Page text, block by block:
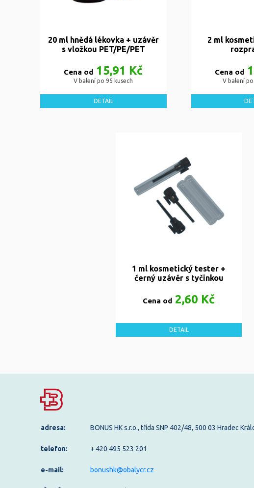
20 ml hnědá lékovka + uzávěr
s vložkou PET/PE/PET
Cena od 15,91 Kč
V balení po 95 kusech
DETAIL
2 ml
Cena od
V balení
1 ml kosmetický tester +
černý uzávěr s tyčinkou
Cena od 2,60 Kč
DETAIL
adresa: BONUS HK s.r.o., třída SNP 402/48, 500 03 Hradec
telefon: + 420 495 523 201
e-mail: bonushk@obalycr.cz